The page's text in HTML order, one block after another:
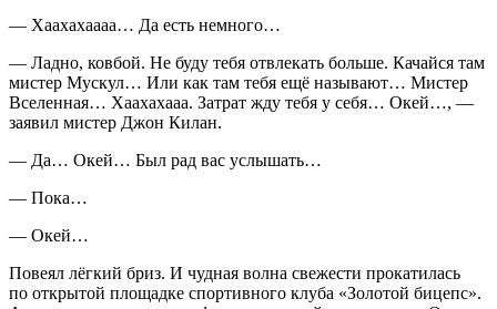
— Хаахахаааа… Да есть немного…
— Ладно, ковбой. Не буду тебя отвлекать больше. Качайся там
мистер Мускул… Или как там тебя ещё называют… Мистер
Вселенная… Хаахахааа. Затрат жду тебя у себя… Окей…, —
заявил мистер Джон Килан.
— Да… Окей… Был рад вас услышать…
— Пока…
— Окей…
Повеял лёгкий бриз. И чудная волна свежести прокатилась
по открытой площадке спортивного клуба «Золотой бицепс».